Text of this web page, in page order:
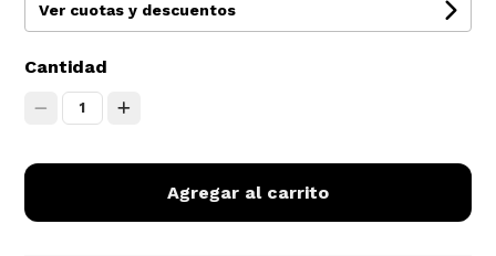
Ver cuotas y descuentos
Cantidad
1
Agregar al carrito